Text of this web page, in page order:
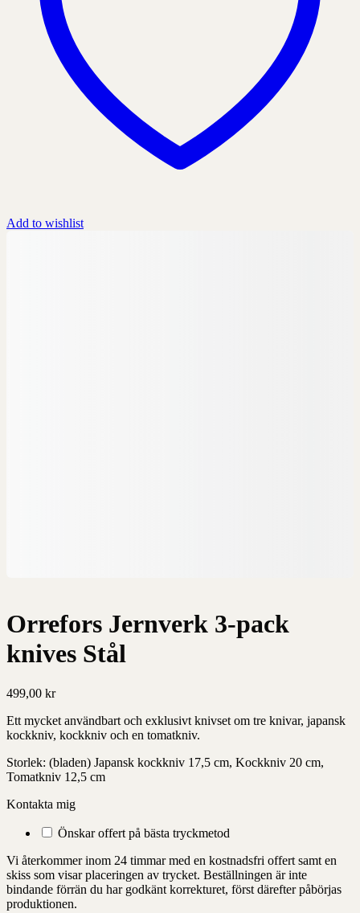
Add to wishlist
Orrefors Jernverk 3-pack
knives Stål
499,00 kr
Ett mycket användbart och exklusivt knivset om tre knivar, japansk
kockkniv, kockkniv och en tomatkniv.
Storlek: (bladen) Japansk kockkniv 17,5 cm, Kockkniv 20 cm,
Tomatkniv 12,5 cm
Kontakta mig
Önskar offert på bästa tryckmetod
Vi återkommer inom 24 timmar med en kostnadsfri offert samt en
skiss som visar placeringen av trycket. Beställningen är inte
bindande förrän du har godkänt korrekturet, först därefter påbörjas
produktionen.